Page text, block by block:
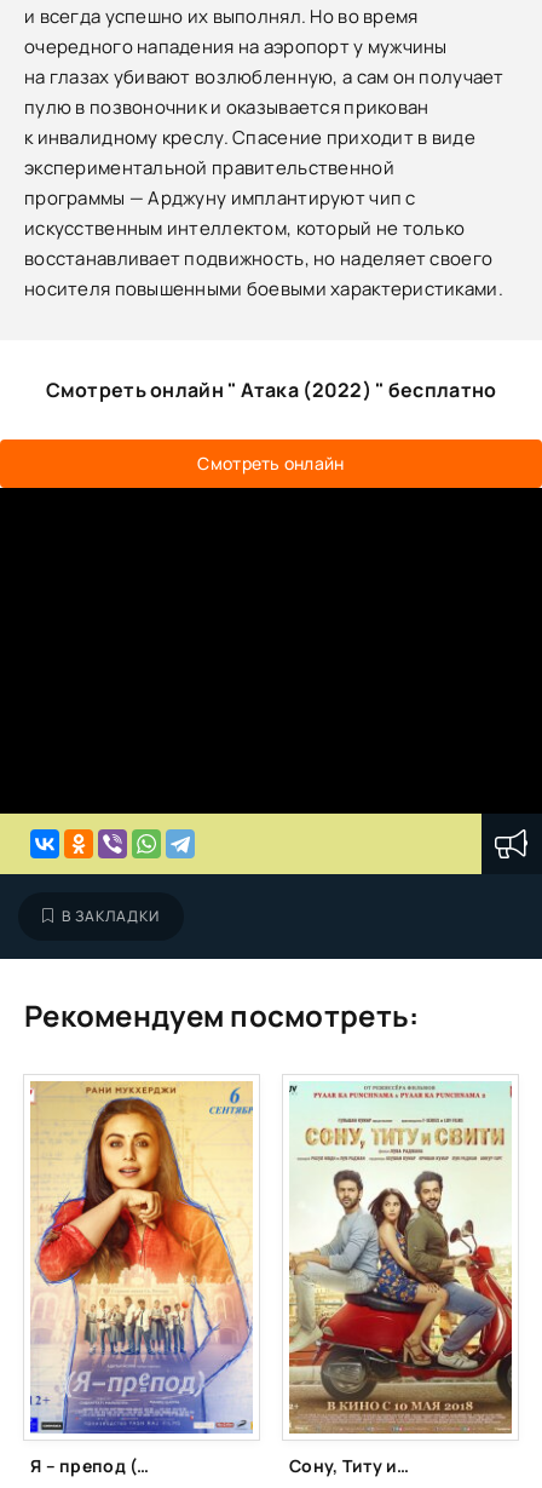
и всегда успешно их выполнял. Но во время
очередного нападения на аэропорт у мужчины
на глазах убивают возлюбленную, а сам он получает
пулю в позвоночник и оказывается прикован
к инвалидному креслу. Спасение приходит в виде
экспериментальной правительственной
программы — Арджуну имплантируют чип с
искусственным интеллектом, который не только
восстанавливает подвижность, но наделяет своего
носителя повышенными боевыми характеристиками.
Смотреть онлайн " Атака (2022) " бесплатно
Смотреть онлайн
В ЗАКЛАДКИ
Рекомендуем посмотреть:
Я – препод (2018) Сону, Титу и Свити (2018)